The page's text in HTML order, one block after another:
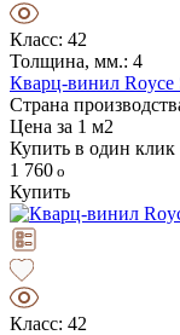
Класс: 42
Толщина, мм.: 4
Кварц-винил Royce
Страна
Цена за 1 м2
Купить в один клик
1 760
Купить
Класс: 42